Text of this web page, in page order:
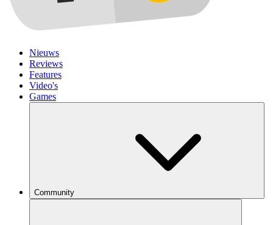
Nieuws
Reviews
Features
Video's
Games
Community